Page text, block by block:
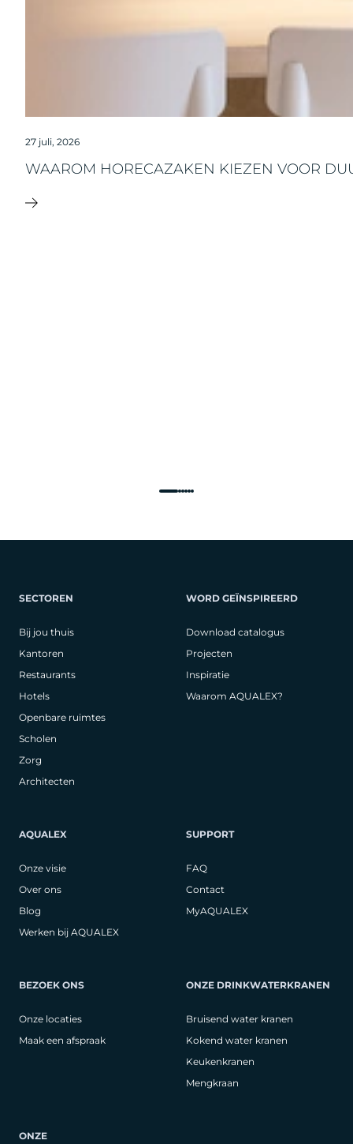
27 juli, 2026
WAAROM HORECAZAKEN KIEZEN VOOR
SECTOREN
Bij jou thuis
Kantoren
Restaurants
Hotels
Openbare ruimtes
Scholen
Zorg
Architecten
WORD GEÏNSPIREERD
Download catalogus
Projecten
Inspiratie
Waarom AQUALEX?
AQUALEX
Onze visie
Over ons
Blog
Werken bij AQUALEX
SUPPORT
FAQ
Contact
MyAQUALEX
BEZOEK ONS
Onze locaties
Maak een afspraak
ONZE DRINKWATERKRANEN
Bruisend water kranen
Kokend water kranen
Keukenkranen
Mengkraan
ONZE